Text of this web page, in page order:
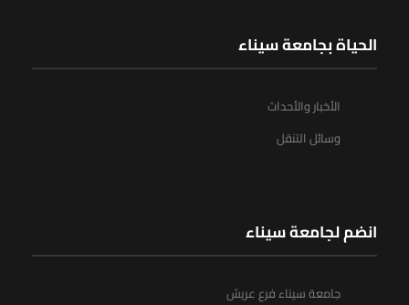
الحياة بجامعة سيناء
الأخبار والأحداث
وسائل التنقل
انضم لجامعة سيناء
جامعة سيناء فرع عريش